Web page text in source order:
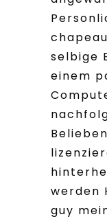
selbige
einem
werden
guy